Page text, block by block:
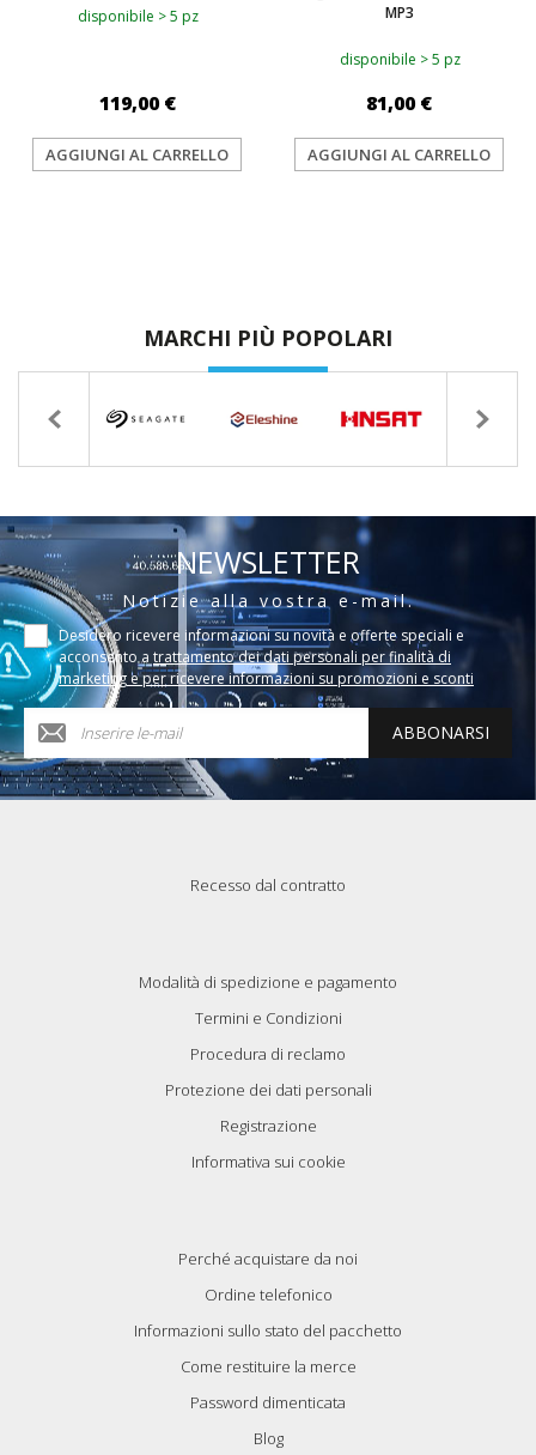
disponibile > 5 pz
119,00 €
AGGIUNGI AL CARRELLO
MP3
disponibile > 5 pz
81,00 €
AGGIUNGI AL CARRELLO
MARCHI PIÙ POPOLARI
NEWSLETTER
Notizie alla vostra e-mail.
Desidero ricevere informazioni su novità e offerte speciali e
acconsento a trattamento dei dati personali per finalità di
marketing e per ricevere informazioni su promozioni e sconti
ABBONARSI
Recesso dal contratto
Modalità di spedizione e pagamento
Termini e Condizioni
Procedura di reclamo
Protezione dei dati personali
Registrazione
Informativa sui cookie
Perché acquistare da noi
Ordine telefonico
Informazioni sullo stato del pacchetto
Come restituire la merce
Password dimenticata
Blog